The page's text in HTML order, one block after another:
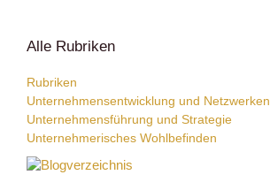
Alle Rubriken
Rubriken
Unternehmensentwicklung und Netzwerken
Unternehmensführung und Strategie
Unternehmerisches Wohlbefinden